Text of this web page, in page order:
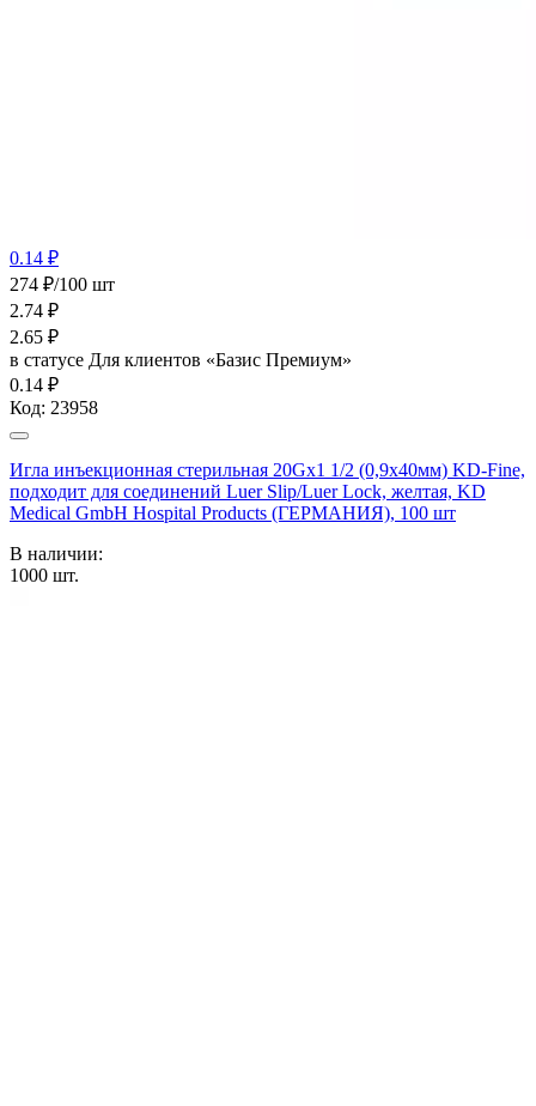
0.14 ₽
274 ₽/100 шт
2.74 ₽
2.65 ₽
в статусе Для клиентов «Базис Премиум»
0.14 ₽
Код: 23958
Игла инъекционная стерильная 20Gх1 1/2 (0,9х40мм) KD-Fine,
подходит для соединений Luer Slip/Luer Lock, желтая, KD
Medical GmbH Hospital Products (ГЕРМАНИЯ), 100 шт
В наличии:
1000 шт.